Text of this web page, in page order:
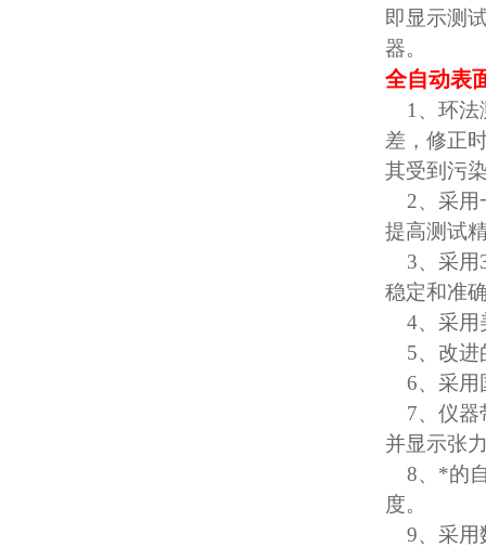
即显示测
器。
全自动表
1、环法
差，修正
其受到污
2、采用
提高测试
3、采用
稳定和准
4、采用
5、改进
6、采用
7、仪器
并显示张
8、*的自
度。
9、采用